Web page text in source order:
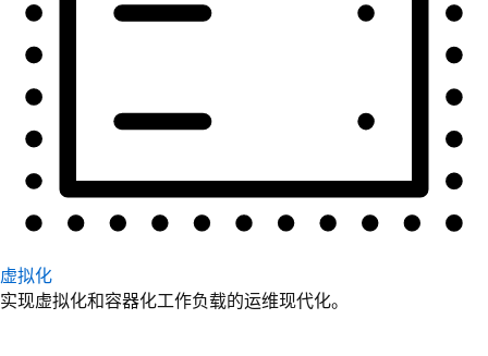
虚拟化
实现虚拟化和容器化工作负载的运维现代化。